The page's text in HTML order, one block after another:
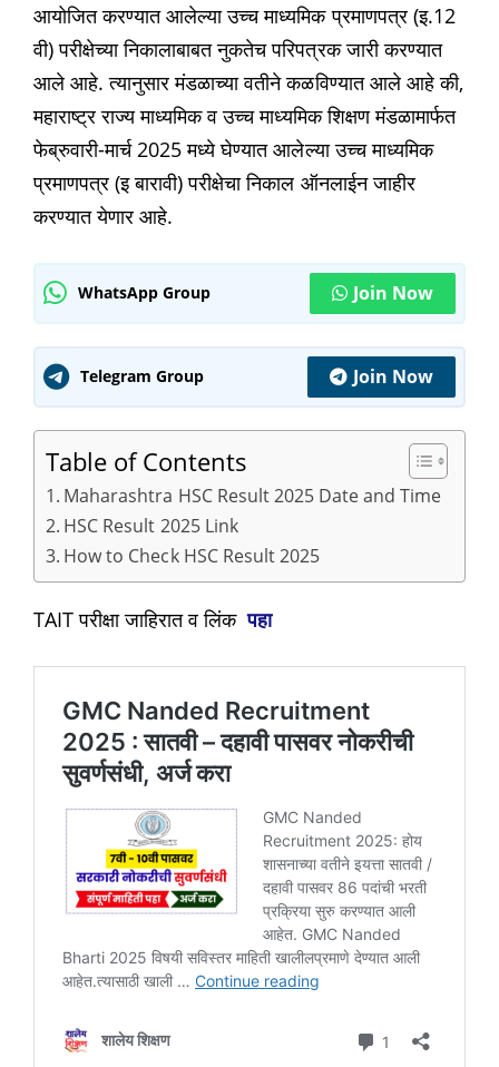
आयोजित करण्यात आलेल्या उच्च माध्यमिक प्रमाणपत्र (इ.12
वी) परीक्षेच्या निकालाबाबत नुकतेच परिपत्रक जारी करण्यात
आले आहे. त्यानुसार मंडळाच्या वतीने कळविण्यात आले आहे की,
महाराष्ट्र राज्य माध्यमिक व उच्च माध्यमिक शिक्षण मंडळामार्फत
फेब्रुवारी-मार्च 2025 मध्ये घेण्यात आलेल्या उच्च माध्यमिक
प्रमाणपत्र (इ बारावी) परीक्षेचा निकाल ऑनलाईन जाहीर
करण्यात येणार आहे.
WhatsApp Group Join Now
Telegram Group Join Now
Table of Contents
Maharashtra HSC Result 2025 Date and Time
HSC Result 2025 Link
How to Check HSC Result 2025
TAIT परीक्षा जाहिरात व लिंक पहा